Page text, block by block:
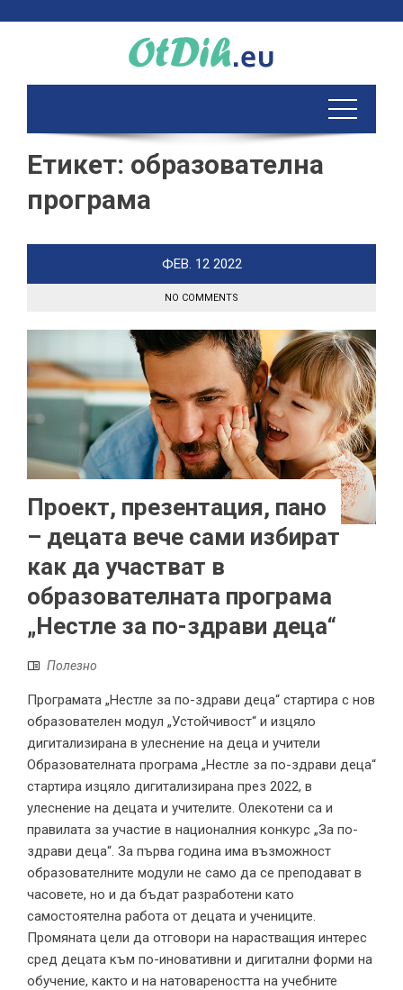
Етикет: образователна
програма
ФЕВ. 12 2022
NO COMMENTS
Проект, презентация, пано
– децата вече сами избират
как да участват в
образователната програма
„Нестле за по-здрави деца“
Полезно
Програмата „Нестле за по-здрави деца“ стартира с нов
образователен модул „Устойчивост“ и изцяло
дигитализирана в улеснение на деца и учители
Образователната програма „Нестле за по-здрави деца“
стартира изцяло дигитализирана през 2022, в
улеснение на децата и учителите. Олекотени са и
правилата за участие в националния конкурс „За по-
здрави деца“. За първа година има възможност
образователните модули не само да се преподават в
часовете, но и да бъдат разработени като
самостоятелна работа от децата и учениците.
Промяната цели да отговори на нарастващия интерес
сред децата към по-иновативни и дигитални форми на
обучение, както и на натовареността на учебните